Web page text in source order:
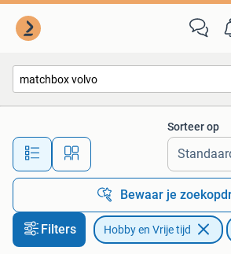
Alle afstanden…
Sorteer op
Bewaar je
Filters Hobby en Vrije tijd